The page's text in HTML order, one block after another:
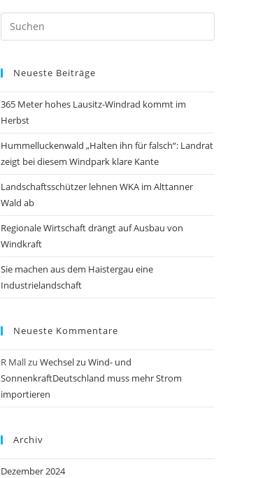
Neueste Beiträge
365 Meter hohes Lausitz-Windrad kommt im
Herbst
Hummelluckenwald „Halten ihn für falsch“: Landrat
zeigt bei diesem Windpark klare Kante
Landschaftsschützer lehnen WKA im Alttanner
Wald ab
Regionale Wirtschaft drängt auf Ausbau von
Windkraft
Sie machen aus dem Haistergau eine
Industrielandschaft
Neueste Kommentare
R Mallzu Wechsel zu Wind- und
SonnenkraftDeutschland muss mehr Strom
importieren
Archiv
Dezember 2024